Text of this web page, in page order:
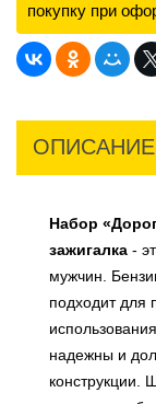
покупку при
ОПИСАНИЕ
Набор
зажигалка -
мужчин.
подходит для
надежны и
конструкции.